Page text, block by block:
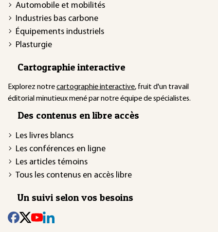
Automobile et mobilités
Industries bas carbone
Équipements industriels
Plasturgie
Cartographie interactive
Explorez notrecartographie interactive, fruit d'un travail
éditorial minutieux mené par notre équipe de spécialistes.
Des contenus en libre accès
Les livres blancs
Les conférences en ligne
Les articles témoins
Tous les contenus en accès libre
Un suivi selon vos besoins